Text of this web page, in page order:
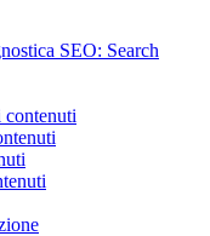
SEO: Search
contenuti